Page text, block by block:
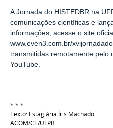
A Jornada do HISTEDBR na
comunicações científicas e
informações, acesse o site
www.even3.com.br/
transmitidas remotamente pelo
YouTube.
* * *
Texto: Estagiária Íris Machado
ACOM/CE/UFPB